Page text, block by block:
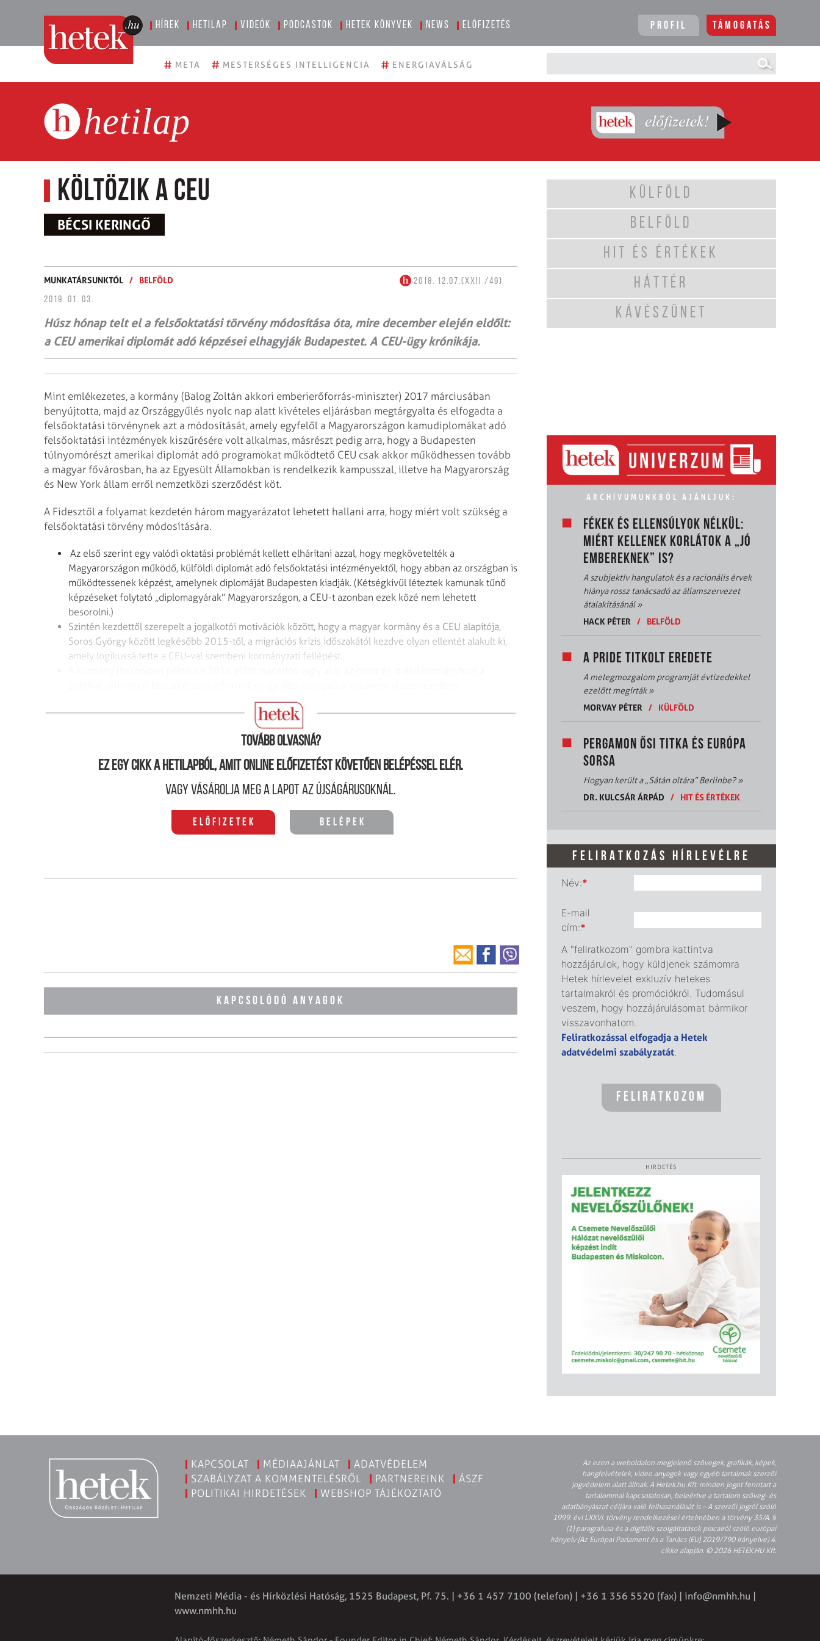
Hírek Hetilap Videók Podcastok Hetek könyvek News Előfizetés Profil Támogatás
# META # MESTERSÉGES INTELLIGENCIA # ENERGIAVÁLSÁG
hetilap
Költözik a CEU
BÉCSI KERINGŐ
MUNKATÁRSUNKTÓL / BELFÖLD
2018. 12.07.(XXII /49)
2019. 01. 03.
Húsz hónap telt el a felsőoktatási törvény módosítása óta, mire december elején eldőlt:
a CEU amerikai diplomát adó képzései elhagyják Budapestet. A CEU-ügy krónikája.
Mint emlékezetes, a kormány (Balog Zoltán akkori emberierőforrás-miniszter) 2017 márciusában
benyújtotta, majd az Országgyűlés nyolc nap alatt kivételes eljárásban megtárgyalta és elfogadta a
felsőoktatási törvénynek azt a módosítását, amely egyfelől a Magyarországon kamudiplomákat adó
felsőoktatási intézmények kiszűrésére volt alkalmas, másrészt pedig arra, hogy a Budapesten
túlnyomórészt amerikai diplomát adó programokat működtető CEU csak akkor működhessen tovább
a magyar fővárosban, ha az Egyesült Államokban is rendelkezik kampusszal, illetve ha Magyarország
és New York állam erről nemzetközi szerződést köt.
A Fidesztől a folyamat kezdetén három magyarázatot lehetett hallani arra, hogy miért volt szükség a
felsőoktatási törvény módosítására.
Az első szerint egy valódi oktatási problémát kellett elhárítani azzal, hogy megkövetelték a
Magyarországon működő, külföldi diplomát adó felsőoktatási intézményektől, hogy abban az országban is
működtessenek képzést, amelynek diplomáját Budapesten kiadják. (Kétségkívül léteztek kamunak tűnő
képzéseket folytató „diplomagyárak” Magyarországon, a CEU-t azonban ezek közé nem lehetett
besorolni.)
Szintén kezdettől szerepelt a jogalkotói motivációk között, hogy a magyar kormány és a CEU alapítója,
Soros György között legkésőbb 2015-től, a migrációs krízis időszakától kezdve olyan ellentét alakult ki,
amely logikussá tette a CEU-val szembeni kormányzati fellépést.
A CEU és Soros
Tovább olvasná?
Ez egy cikk a hetilapból, amit online előfizetést követően belépéssel elér.
Vagy vásárolja meg a lapot az újságárusoknál.
Előfizetek Belépek
KAPCSOLÓDÓ ANYAGOK
KÜLFÖLD
BELFÖLD
HIT ÉS ÉRTÉKEK
HÁTTÉR
KÁVÉSZÜNET
ARCHÍVUMUNKBÓL AJÁNLJUK:
FÉKEK ÉS ELLENSÚLYOK NÉLKÜL:
MIÉRT KELLENEK KORLÁTOK A „JÓ
EMBEREKNEK” IS?
A szubjektív hangulatok és a racionális érvek
hiánya rossz tanácsadó az államszervezet
átalakításánál»
HACK PÉTER
/ BELFÖLD
A PRIDE TITKOLT EREDETE
A melegmozgalom programját évtizedekkel
ezelőtt megírták»
MORVAY PÉTER
/ KÜLFÖLD
PERGAMON ŐSI TITKA ÉS EURÓPA
SORSA
Hogyan került a „Sátán oltára” Berlinbe?»
DR. KULCSÁR ÁRPÁD
/ HIT ÉS ÉRTÉKEK
FELIRATKOZÁS HÍRLEVÉLRE
Név:*
E-mail
cím:*
A "feliratkozom" gombra kattintva
hozzájárulok, hogy küldjenek számomra
Hetek hírlevelet exkluzív hetekes
tartalmakról és promóciókról. Tudomásul
veszem, hogy hozzájárulásomat bármikor
visszavonhatom.
Feliratkozással elfogadja a Hetek
adatvédelmi szabályzatát.
HIRDETÉS
KAPCSOLAT MÉDIAAJÁNLAT
ADATVÉDELEM
SZABÁLYZAT A KOMMENTELÉSRŐL
PARTNEREINK
ÁSZF
POLITIKAI HIRDETÉSEK
WEBSHOP TÁJÉKOZTATÓ
Az ezen a weboldalon megjelenő szövegek, grafikák, képek,
hangfelvételek, video anyagok vagy egyéb tartalmak szerzői
jogvédelem alatt állnak. A Hetek.hu Kft. minden jogot fenntart a
tartalommal kapcsolatosan, beleértve a tartalom szöveg- és
adatbányászat céljára való felhasználását is – A szerzői jogról szóló
1999. évi LXXVI. törvény rendelkezései értelmében a törvény 35/A. §
(1) paragrafusa és a digitális szolgáltatások piacairól szóló európai
irányelv (Az Európai Parlament és a Tanács (EU) 2019/790 Irányelve) 4.
cikke alapján. © 2026 HETEK.HU Kft.
Nemzeti Média - és Hírközlési Hatóság, 1525 Budapest, Pf. 75. | +36 1 457 7100 (telefon) | +36 1 356 5520 (fax) | info@nmhh.hu
www.nmhh.hu